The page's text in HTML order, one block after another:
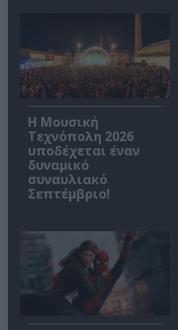
Η Μουσική
Τεχνόπολη 2026
υποδέχεται έναν
δυναμικό
συναυλιακό
Σεπτέμβριο!